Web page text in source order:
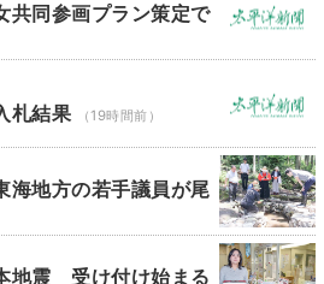
同参画プラン策定で
札結果 （19時間前）
地方の若手議員が尾
地震 受け付け始まる